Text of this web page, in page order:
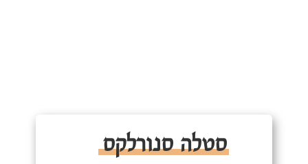
סטלה סנורלקס